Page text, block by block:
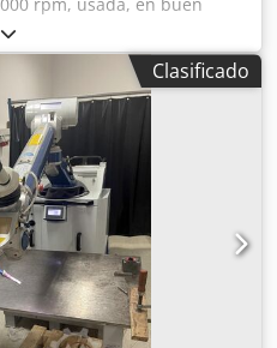
rpm, usada, en buen
funcional, alcance de
Nn Hkj Aamor
Clasificado